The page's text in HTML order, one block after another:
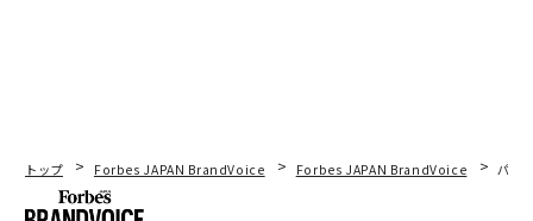
トップ Forbes JAPAN BrandVoice Forbes JAPAN BrandVoice パシ